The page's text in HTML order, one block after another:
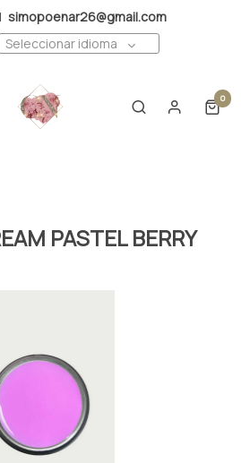
| simopoenar26@gmail.com
Seleccionar idioma
0
PASTEL BERRY